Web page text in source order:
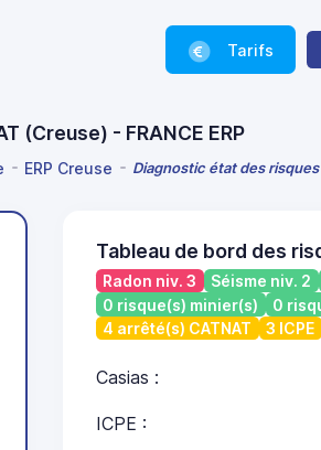
Tarifs
(Creuse) - FRANCE ERP
ERP Creuse Diagnostic état des risques
Tableau de bord des
Radon niv. 3 Séisme niv. 2
0 risque(s) minier(s)
0
4 arrêté(s) CATNAT
3 ICPE
Casias :
ICPE :